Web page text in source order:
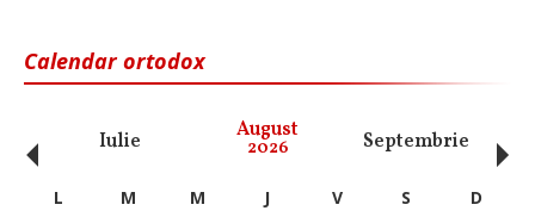
Calendar ortodox
Iulie August
2026 Septembrie
‹ L M M J V S
D